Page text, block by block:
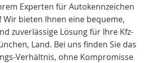
Experten für Autokennzeichen
Wir bieten Ihnen eine bequeme,
zuverlässige Lösung für Ihre Kfz-
Land. Bei uns finden Sie das
Verhältnis, ohne Kompromisse